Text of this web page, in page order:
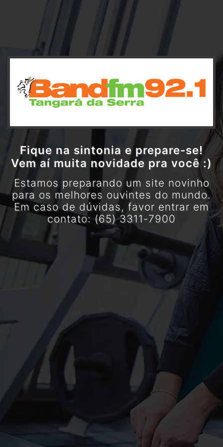
Fique na sintonia e prepare-se!
Vem aí muita novidade pra você :)
Estamos preparando um site novinho
para os melhores ouvintes do mundo.
Em caso de dúvidas, favor entrar em
contato: (65) 3311-7900